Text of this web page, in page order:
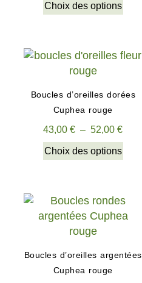
Choix des options
Boucles d’oreilles dorées
Cuphea rouge
43,00€ – 52,00€
Choix des options
Boucles d’oreilles argentées
Cuphea rouge